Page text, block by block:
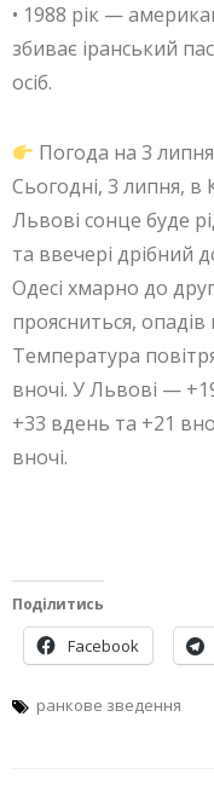
• 1988 рік —
збиває іранський
осіб.
Погода на 3 липня
Сьогодні, 3 липня, в
Львові сонце буде
та ввечері дрібний
Одесі хмарно до
проясниться, опадів
Температура
вночі. У Львові —
+33 вдень та +21
вночі.
Поділитись
Facebook
ранкове зведення